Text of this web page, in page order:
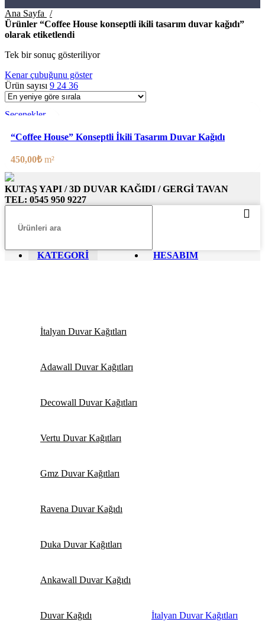
Ana Sayfa
Ürünler “Coffee House konseptli ikili tasarım duvar kağıdı”
olarak etiketlendi
Tek bir sonuç gösteriliyor
Kenar çubuğunu göster
Ürün sayısı 9 24 36
Seçenekler
“Coffee House” Konseptli İkili Tasarım Duvar Kağıdı
450,00₺m²
KUTAŞ YAPI / 3D DUVAR KAĞIDI / GERGİ TAVAN
TEL: 0545 950 9227
KATEGORİ HESABIM
İtalyan Duvar Kağıtları
Adawall Duvar Kağıtları
Decowall Duvar Kağıtları
Vertu Duvar Kağıtları
Gmz Duvar Kağıtları
Ravena Duvar Kağıdı
Duka Duvar Kağıtları
Ankawall Duvar Kağıdı
Duvar Kağıdı İtalyan Duvar Kağıtları